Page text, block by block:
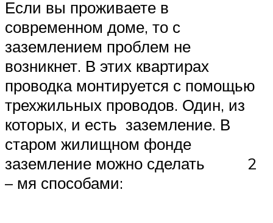
Если вы проживаете в
современном доме, то с
заземлением проблем не
возникнет. В этих квартирах
проводка монтируется с помощью
трехжильных проводов. Один, из
которых, и есть заземление. В
старом жилищном фонде
заземление можно сделать 2
– мя способами: